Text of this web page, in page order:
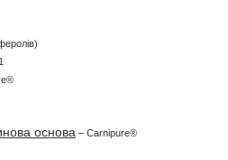
основа – Carnipure®